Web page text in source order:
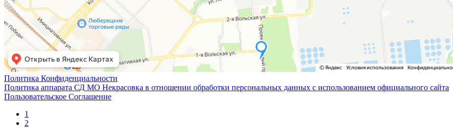
Политика Конфиденциальности
Политика аппарата СД МО Некрасовка в отношении обработки персональных данных с использованием официального сайта
Пользовательское Соглашение
1
2